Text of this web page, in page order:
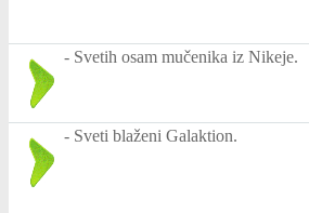
- Svetih osam mučenika iz Nikeje.
- Sveti blaženi Galaktion.